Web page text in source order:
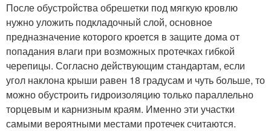
После обустройства обрешетки под мягкую кровлю
нужно уложить подкладочный слой, основное
предназначение которого кроется в защите дома от
попадания влаги при возможных протечках гибкой
черепицы. Согласно действующим стандартам, если
угол наклона крыши равен 18 градусам и чуть больше, то
можно обустроить гидроизоляцию только параллельно
торцевым и карнизным краям. Именно эти участки
самыми вероятными местами протечек считаются.